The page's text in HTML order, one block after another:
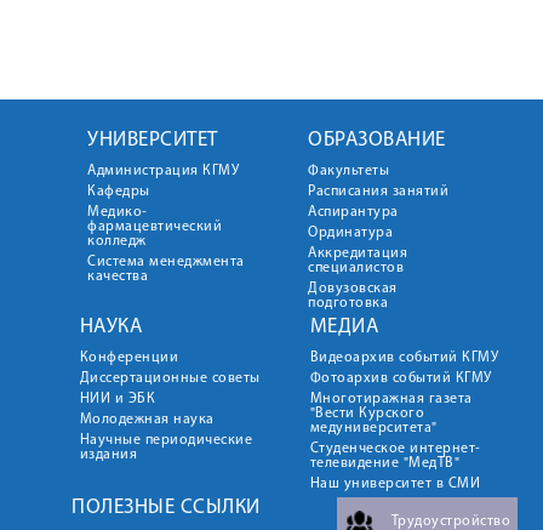
УНИВЕРСИТЕТ
Администрация КГМУ
Кафедры
Медико-
фармацевтический
колледж
Система менеджмента
качества
ОБРАЗОВАНИЕ
Факультеты
Расписания занятий
Аспирантура
Ординатура
Аккредитация
специалистов
Довузовская
подготовка
НАУКА
Конференции
Диссертационные советы
НИИ и ЭБК
Молодежная наука
Научные периодические
издания
МЕДИА
Видеоархив событий КГМУ
Фотоархив событий КГМУ
Многотиражная газета
"Вести Курского
медуниверситета"
Студенческое интернет-
телевидение "МедТВ"
Наш университет в СМИ
ПОЛЕЗНЫЕ ССЫЛКИ
Трудоустройство